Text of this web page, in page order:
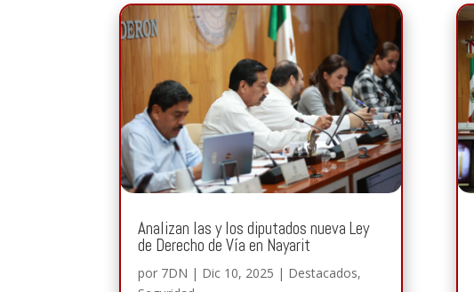
Analizan las y los diputados nueva Ley
de Derecho de Vía en Nayarit
por 7DN | Dic 10, 2025 | Destacados,